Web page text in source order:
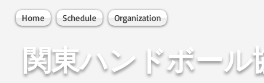
Home Schedule Organization
関東ハンドボール